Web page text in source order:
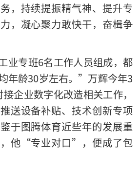
，持续提振精气神、提升专
，凝心聚力敢快干，奋楫争
业专班6名工作人员组成，都
年龄30岁左右。”万辉今年3
企业数字化改造相关工作，
送设备补贴、技术创新专项
于图腾体育近些年的发展重
他“专业对口”，便成了包